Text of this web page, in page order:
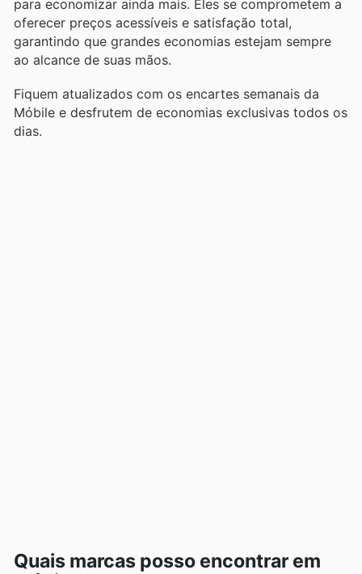
para economizar ainda mais. Eles se comprometem a
oferecer preços acessíveis e satisfação total,
garantindo que grandes economias estejam sempre
ao alcance de suas mãos.
Fiquem atualizados com os encartes semanais da
Móbile e desfrutem de economias exclusivas todos os
dias.
Quais marcas posso encontrar em